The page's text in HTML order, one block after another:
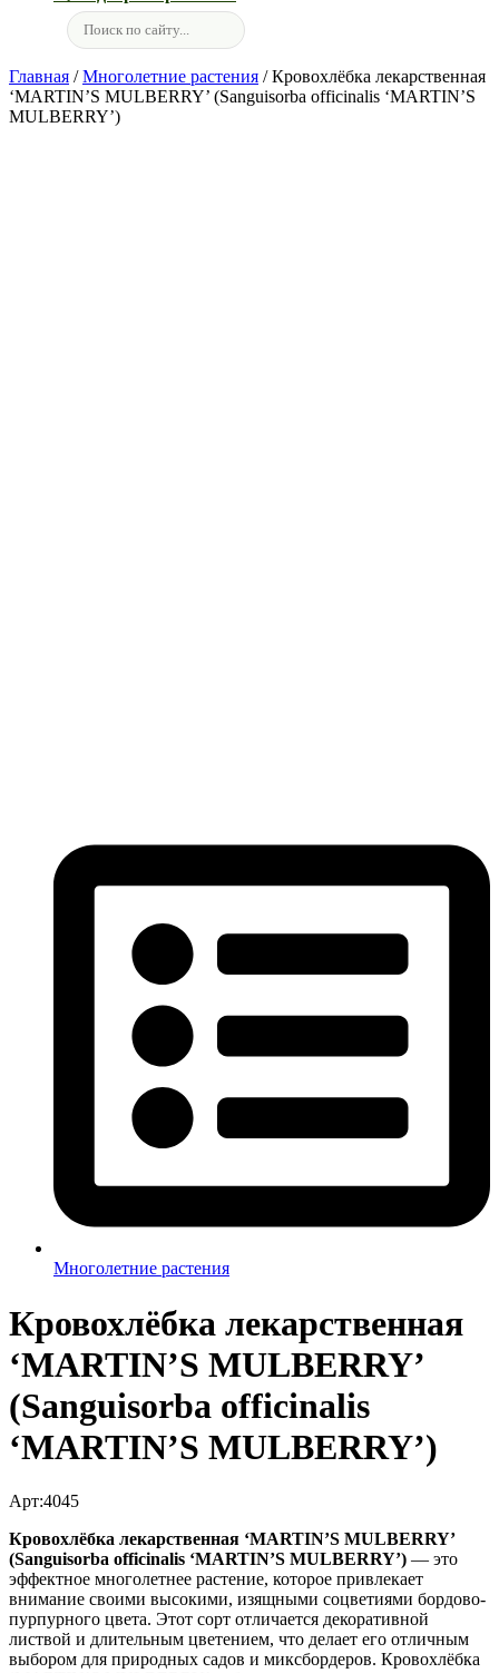
Главная /Многолетние растения / Кровохлёбка лекарственная
‘MARTIN’S MULBERRY’ (Sanguisorba officinalis ‘MARTIN’S
MULBERRY’)
Многолетние растения
Кровохлёбка лекарственная
‘MARTIN’S MULBERRY’
(Sanguisorba officinalis
‘MARTIN’S MULBERRY’)
Арт:4045
Кровохлёбка лекарственная ‘MARTIN’S MULBERRY’
(Sanguisorba officinalis ‘MARTIN’S MULBERRY’) — это
эффектное многолетнее растение, которое привлекает
внимание своими высокими, изящными соцветиями бордово-
пурпурного цвета. Этот сорт отличается декоративной
листвой и длительным цветением, что делает его отличным
выбором для природных садов и миксбордеров. Кровохлёбка